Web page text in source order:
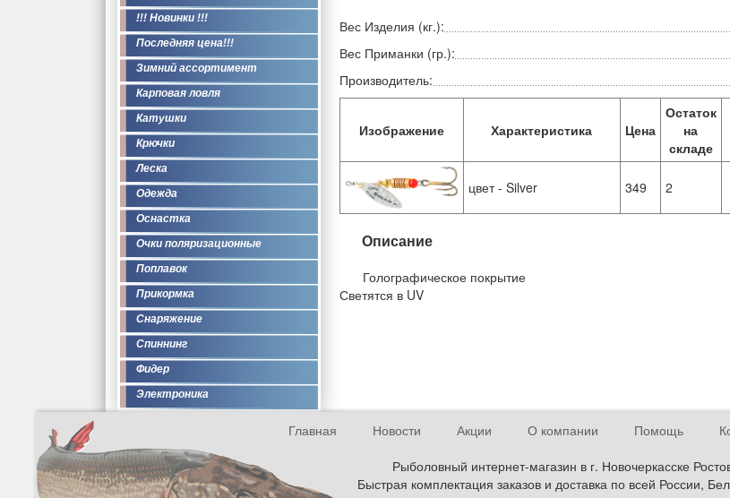
!!! Новинки !!!
Последняя цена!!!
Зимний ассортимент
Карповая ловля
Катушки
Крючки
Леска
Одежда
Оснастка
Очки поляризационные
Поплавок
Прикормка
Снаряжение
Спиннинг
Фидер
Электроника
Вес Изделия (кг.):
Вес Приманки (гр.):
Производитель:
Изображение Характеристика Цена
Остаток
на
складе
цвет - Silver 349 2
Описание
Голографическое покрытие
Светятся в UV
Главная Новости Акции О компании Помощь
Рыболовный интернет-магазин в г. Новочеркасске
Быстрая комплектация заказов и доставка по всей России,